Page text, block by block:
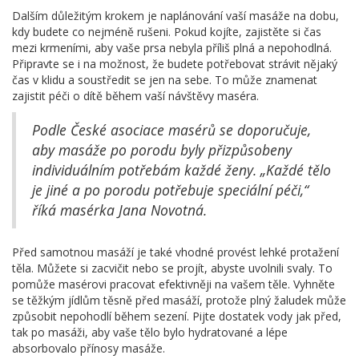
Dalším důležitým krokem je naplánování vaší masáže na dobu,
kdy budete co nejméně rušeni. Pokud kojíte, zajistěte si čas
mezi krmeními, aby vaše prsa nebyla příliš plná a nepohodlná.
Připravte se i na možnost, že budete potřebovat strávit nějaký
čas v klidu a soustředit se jen na sebe. To může znamenat
zajistit péči o dítě během vaší návštěvy maséra.
Podle České asociace masérů se doporučuje,
aby masáže po porodu byly přizpůsobeny
individuálním potřebám každé ženy. „Každé tělo
je jiné a po porodu potřebuje speciální péči,“
říká masérka Jana Novotná.
Před samotnou masáží je také vhodné provést lehké protažení
těla. Můžete si zacvičit nebo se projít, abyste uvolnili svaly. To
pomůže masérovi pracovat efektivněji na vašem těle. Vyhněte
se těžkým jídlům těsně před masáží, protože plný žaludek může
způsobit nepohodlí během sezení. Pijte dostatek vody jak před,
tak po masáži, aby vaše tělo bylo hydratované a lépe
absorbovalo přínosy masáže.